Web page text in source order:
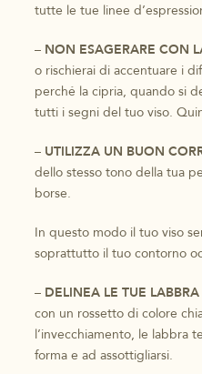
tutte le tue linee
– NON ESAGERARE CON
o rischierai di accentuare i
perché la cipria, quando si
tutti i segni del tuo viso.
– UTILIZZA UN BUON
dello stesso tono della tua
borse.
In questo modo il tuo viso
soprattutto il tuo contorno
– DELINEA LE TUE LABBRA
con un rossetto di colore
l’invecchiamento, le labbra
forma e ad assottigliarsi.